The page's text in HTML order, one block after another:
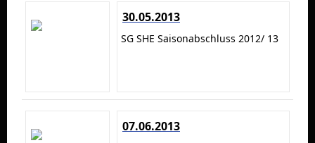
30.05.2013
SG SHE Saisonabschluss 2012/ 13
07.06.2013